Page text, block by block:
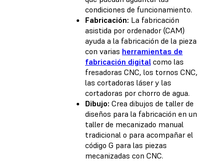
condiciones de funcionamiento.
Fabricación: La fabricación
asistida por ordenador (CAM)
ayuda a la fabricación de la pieza
con varias herramientas de
fabricación digital como las
fresadoras CNC, los tornos CNC,
las cortadoras láser y las
cortadoras por chorro de agua.
Dibujo: Crea dibujos de taller de
diseños para la fabricación en un
taller de mecanizado manual
tradicional o para acompañar el
código G para las piezas
mecanizadas con CNC.